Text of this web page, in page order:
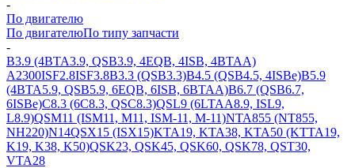
-
По двигателю
По двигателюПо типу запчасти
-
B3.9 (4BTA3.9, QSB3.9, 4EQB, 4ISB, 4BTAA)
A2300ISF2.8ISF3.8B3.3 (QSB3.3)B4.5 (QSB4.5, 4ISBe)B5.9
(4BTA5.9, QSB5.9, 6EQB, 6ISB, 6BTAA)B6.7 (QSB6.7,
6ISBe)C8.3 (6C8.3, QSC8.3)QSL9 (6LTAA8.9, ISL9,
L8.9)QSM11 (ISM11, M11, ISM-11, M-11)NTA855 (NT855,
NH220)N14QSX15 (ISX15)KTA19, KTA38, KTA50 (KTTA19,
K19, K38, K50)QSK23, QSK45, QSK60, QSK78, QST30,
VTA28